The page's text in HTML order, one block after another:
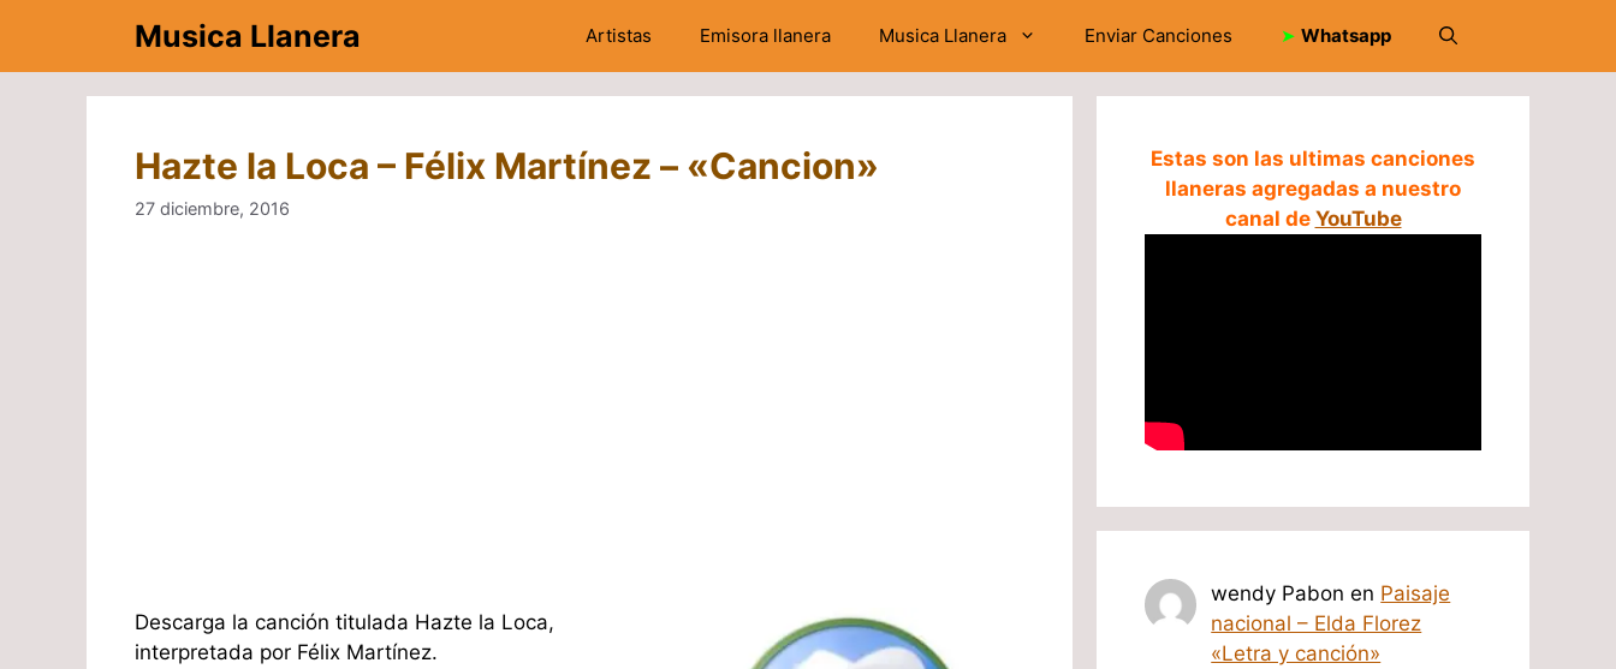
contenido
Musica Llanera Artistas Emisora llanera Musica Llanera Enviar Canciones ➤ Whatsapp
Hazte la Loca – Félix Martínez – «Cancion»
27 diciembre, 2016
Descarga la canción titulada Hazte la Loca,
interpretada por Félix Martínez.
Estas son las ultimas canciones
llaneras agregadas a nuestro
canal de YouTube
wendy Pabon en Paisaje
nacional – Elda Florez
«Letra y canción»